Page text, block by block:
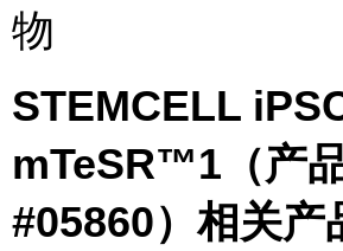
物
STEMCELL
mTeSR™1（产
#05860）相关产